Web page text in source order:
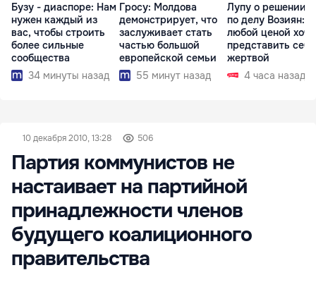
Бузу - диаспоре: Нам
нужен каждый из
вас, чтобы строить
более сильные
сообщества
34 минуты назад
Гросу: Молдова
демонстрирует, что
заслуживает стать
частью большой
европейской семьи
55 минут назад
Лупу о решении
по делу Возиян:
любой ценой
представить себя
жертвой
4 часа назад
10 декабря 2010, 13:28 506
Партия коммунистов не
настаивает на партийной
принадлежности членов
будущего коалиционного
правительства